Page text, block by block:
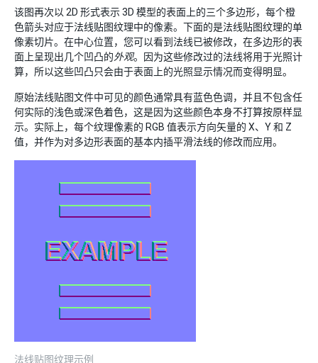
该图再次以 2D 形式表示 3D 模型的表面上的三个多边形，每个橙
色箭头对应于法线贴图纹理中的像素。下面的是法线贴图纹理的单
像素切片。在中心位置，您可以看到法线已被修改，在多边形的表
面上呈现出几个凹凸的外观。因为这些修改过的法线将用于光照计
算，所以这些凹凸只会由于表面上的光照显示情况而变得明显。
原始法线贴图文件中可见的颜色通常具有蓝色色调，并且不包含任
何实际的浅色或深色着色，这是因为这些颜色本身不打算按原样显
示。实际上，每个纹理像素的 RGB 值表示方向矢量的 X、Y 和 Z
值，并作为对多边形表面的基本内插平滑法线的修改而应用。
法线贴图纹理示例